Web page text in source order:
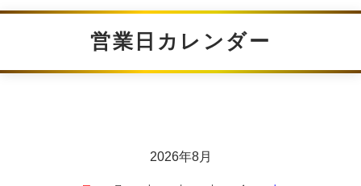
営業日カレンダー
2026年8月